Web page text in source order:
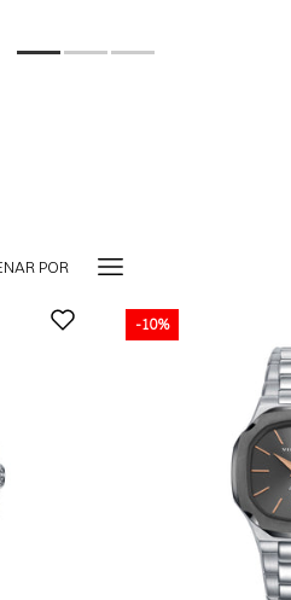
POR
-10%